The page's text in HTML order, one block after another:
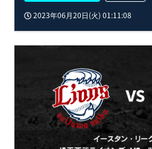
2023年06月20日(火) 01:11:08